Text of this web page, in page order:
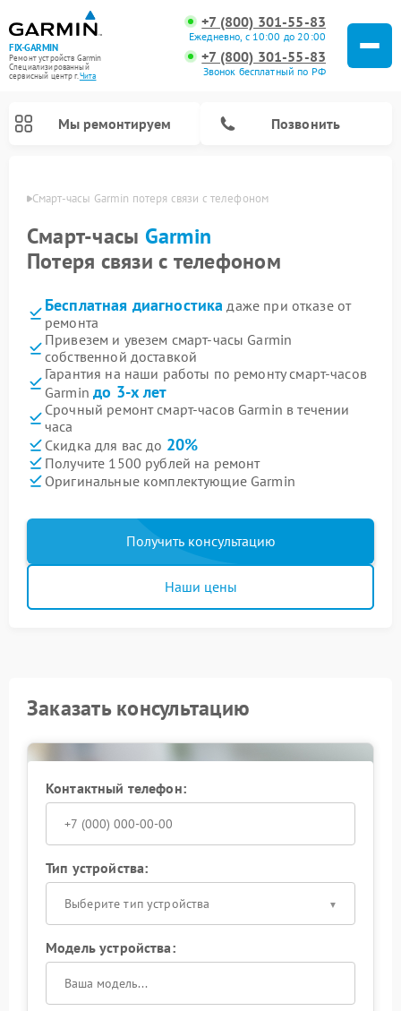
FIX-GARMIN
Ремонт устройств Garmin
Специализированный
cервисный центр г.Чита
+7 (800) 301-55-83
Ежедневно, с 10:00 до 20:00
+7 (800) 301-55-83
Звонок бесплатный по РФ
Мы ремонтируем Позвонить
Смарт-часы Garmin потеря связи с телефоном
Смарт-часы Garmin
Потеря связи с телефоном
Бесплатная диагностика даже при отказе от
ремонта
Привезем и увезем смарт-часы Garmin
собственной доставкой
Гарантия на наши работы по ремонту смарт-часов
Garminдо 3-х лет
Срочный ремонт смарт-часов Garmin в течении
часа
Скидка для вас до 20%
Получите 1500 рублей на ремонт
Оригинальные комплектующие Garmin
Получить консультацию
Наши цены
Заказать консультацию
Контактный телефон:
Тип устройства:
Выберите тип устройства
Модель устройства: